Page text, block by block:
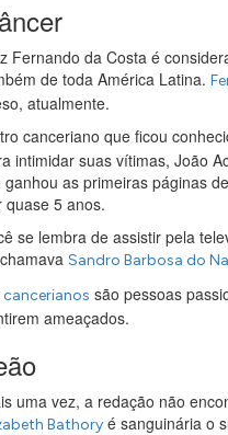
Fernando da Costa é
de toda América Latina.
atualmente.
canceriano que ficou
intimidar suas vítimas, João
ganhou as primeiras páginas
quase 5 anos.
se lembra de assistir pela
Sandro Barbosa do
cancerianos são pessoas
ameaçados.
uma vez, a redação não
Bathory é sanguinária o